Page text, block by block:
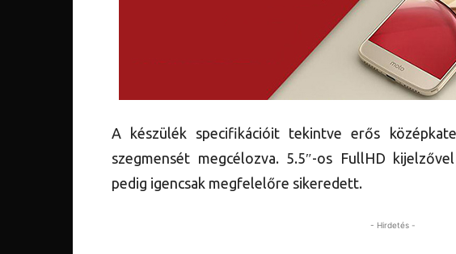
A készülék specifikációit tekintve erős
szegmensét megcélozva. 5.5″-os FullHD
pedig igencsak megfelelőre sikeredett.
- Hirdetés -